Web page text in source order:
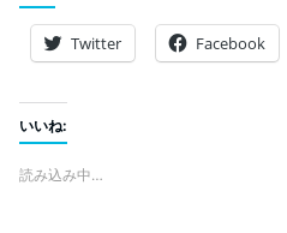
Twitter Facebook
いいね:
読み込み中…